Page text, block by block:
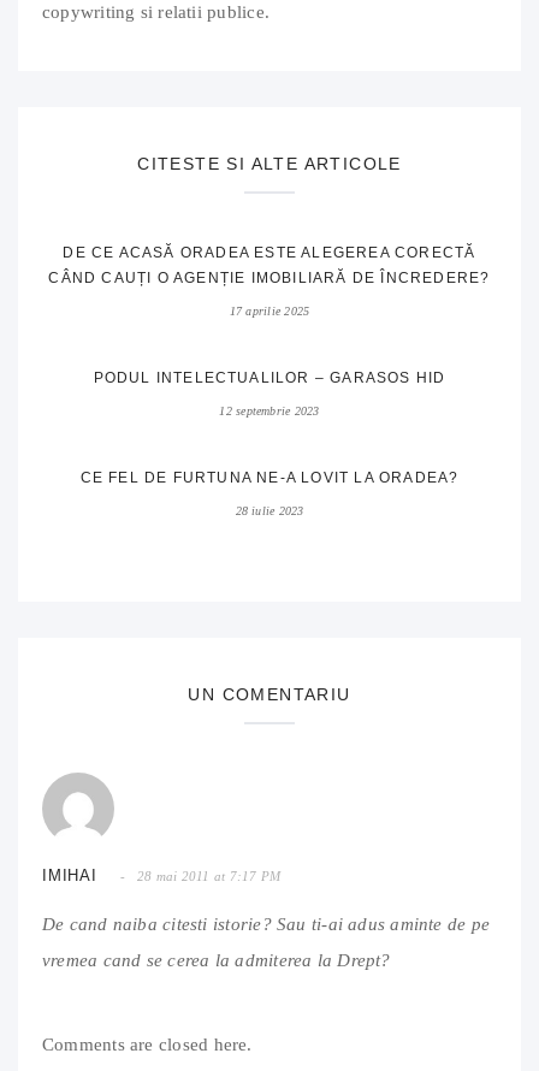
copywriting si relatii publice.
CITESTE SI ALTE ARTICOLE
DE CE ACASĂ ORADEA ESTE ALEGEREA CORECTĂ
CÂND CAUȚI O AGENȚIE IMOBILIARĂ DE ÎNCREDERE?
17 aprilie 2025
PODUL INTELECTUALILOR – GARASOS HID
12 septembrie 2023
CE FEL DE FURTUNA NE-A LOVIT LA ORADEA?
28 iulie 2023
UN COMENTARIU
IMIHAI 28 mai 2011 at 7:17 PM
De cand naiba citesti istorie? Sau ti-ai adus aminte de pe
vremea cand se cerea la admiterea la Drept?
Comments are closed here.